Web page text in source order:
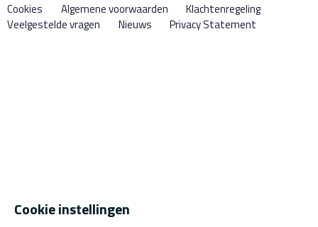
Cookies Algemene voorwaarden
Klachtenregeling
Veelgestelde vragen
Nieuws Privacy Statement
Cookie instellingen